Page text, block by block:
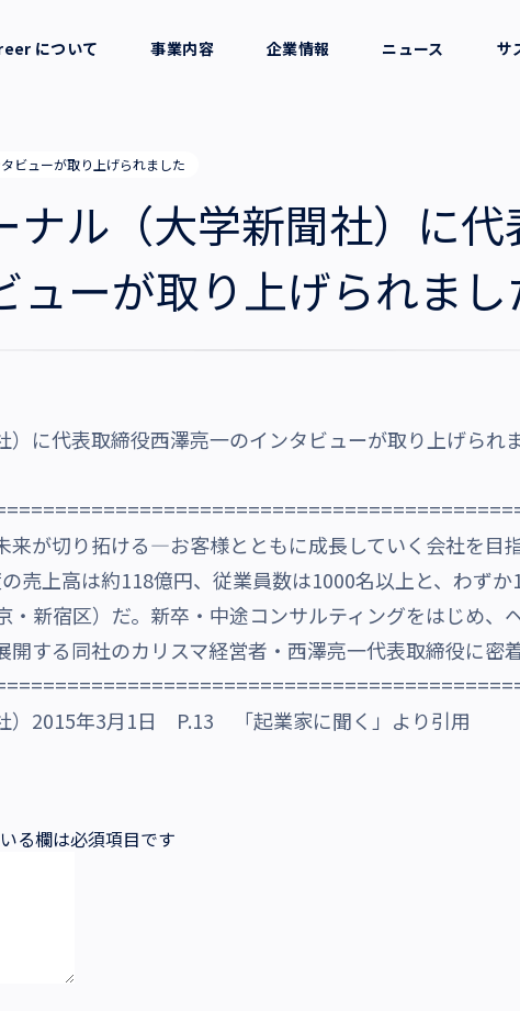
について 事業内容
就労支援
業務支援
企業情報
役員一覧
拠点一覧
ニュース サ
ビューが取り上げられました
ナル（大学新聞社）に
ューが取り上げられまし
に代表取締役西澤亮一のインタビューが取り上げられ
来が切り拓ける―お客様とともに成長していく会社を目指
売上高は約118億円、従業員数は1000名以上と、わず
・新宿区）だ。新卒・中途コンサルティングをはじめ、
開する同社のカリスマ経営者・西澤亮一代表取締役に
）2015年3月1日 P.13 「起業家に聞く」より引用
る欄は必須項目です